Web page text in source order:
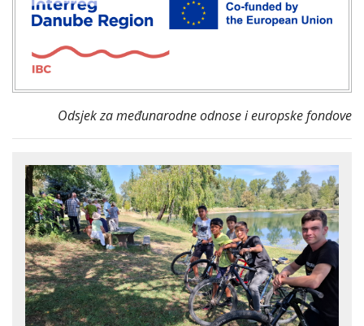
Odsjek za međunarodne odnose i europske fondove